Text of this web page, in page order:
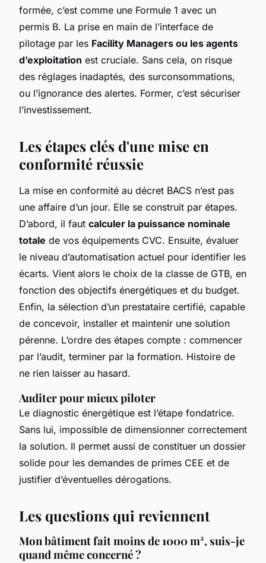
formée, c’est comme une Formule 1 avec un
permis B. La prise en main de l’interface de
pilotage par les Facility Managers ou les agents
d’exploitation est cruciale. Sans cela, on risque
des réglages inadaptés, des surconsommations,
ou l’ignorance des alertes. Former, c’est sécuriser
l’investissement.
Les étapes clés d'une mise en
conformité réussie
La mise en conformité au décret BACS n’est pas
une affaire d’un jour. Elle se construit par étapes.
D’abord, il faut calculer la puissance nominale
totale de vos équipements CVC. Ensuite, évaluer
le niveau d’automatisation actuel pour identifier les
écarts. Vient alors le choix de la classe de GTB, en
fonction des objectifs énergétiques et du budget.
Enfin, la sélection d’un prestataire certifié, capable
de concevoir, installer et maintenir une solution
pérenne. L’ordre des étapes compte : commencer
par l’audit, terminer par la formation. Histoire de
ne rien laisser au hasard.
Auditer pour mieux piloter
Le diagnostic énergétique est l’étape fondatrice.
Sans lui, impossible de dimensionner correctement
la solution. Il permet aussi de constituer un dossier
solide pour les demandes de primes CEE et de
justifier d’éventuelles dérogations.
Les questions qui reviennent
Mon bâtiment fait moins de 1000 m², suis-je
quand même concerné ?